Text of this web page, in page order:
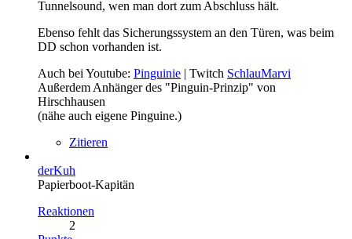
Tunnelsound, wen man dort zum Abschluss hält.
Ebenso fehlt das Sicherungssystem an den Türen, was beim
DD schon vorhanden ist.
Auch bei Youtube: Pinguinie | Twitch SchlauMarvi
Außerdem Anhänger des "Pinguin-Prinzip" von
Hirschhausen
(nähe auch eigene Pinguine.)
Zitieren
derKuh
Papierboot-Kapitän
Reaktionen
2